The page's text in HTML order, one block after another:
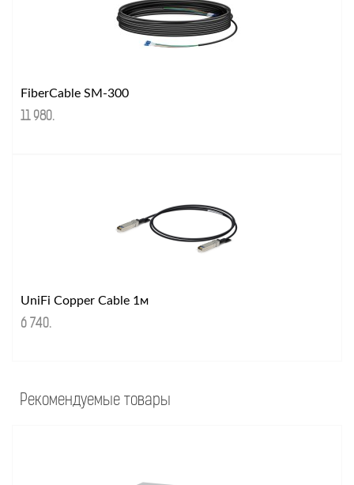
FiberCable SM-300
11 980.
UniFi Copper Cable 1м
6 740.
Рекомендуемые товары